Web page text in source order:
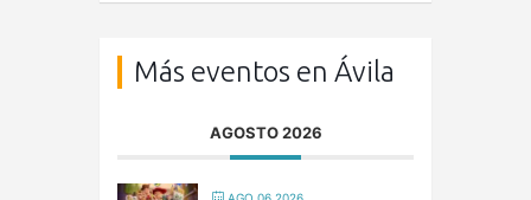
Más eventos en Ávila
AGOSTO 2026